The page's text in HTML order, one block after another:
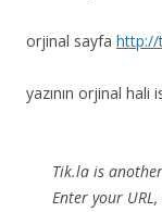
orjinal sayfa http://
yazının orjinal hali
Tik.la is
Enter your